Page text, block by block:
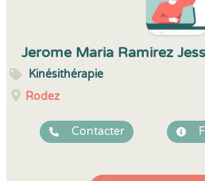
Jerome Maria Ramirez
Kinésithérapie
Rodez
Contacter